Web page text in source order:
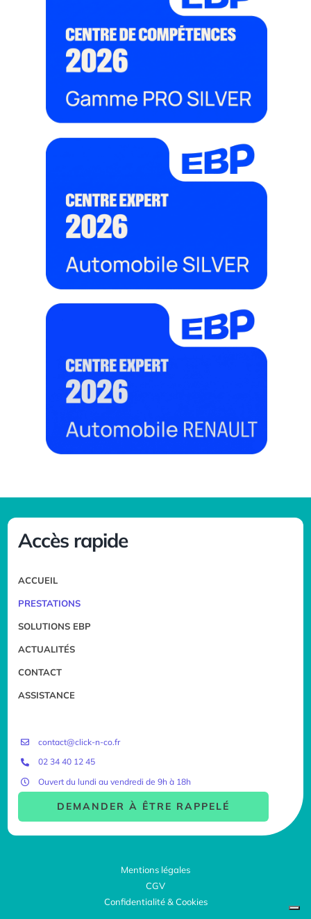
Accès rapide
ACCUEIL
PRESTATIONS
SOLUTIONS EBP
ACTUALITÉS
CONTACT
ASSISTANCE
contact@click-n-co.fr
02 34 40 12 45
Ouvert du lundi au vendredi de 9h à 18h
DEMANDER À ÊTRE RAPPELÉ
Mentions légales
CGV
Confidentialité & Cookies